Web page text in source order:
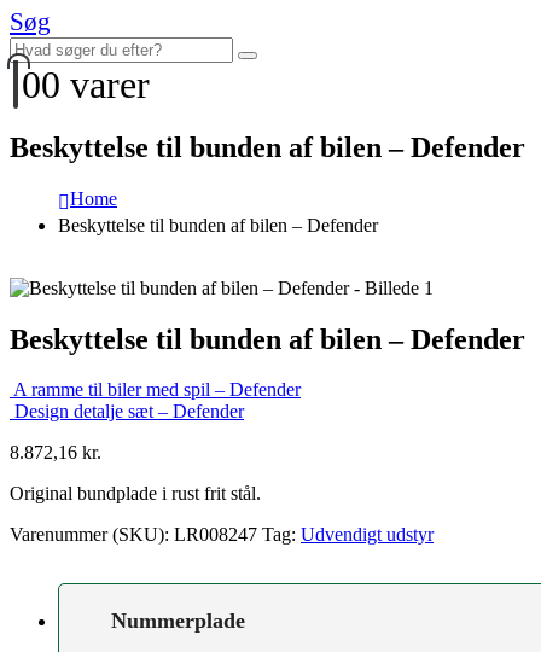
Søg
00 varer
Beskyttelse til bunden af bilen – Defender
Home
Beskyttelse til bunden af bilen – Defender
Beskyttelse til bunden af bilen – Defender
A ramme til biler med spil – Defender
Design detalje sæt – Defender
8.872,16 kr.
Original bundplade i rust frit stål.
Varenummer (SKU): LR008247 Tag: Udvendigt udstyr
Nummerplade